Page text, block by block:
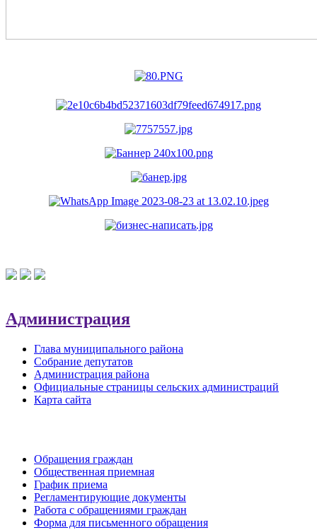
Администрация
Глава муниципального района
Собрание депутатов
Администрация района
Официальные страницы сельских администраций
Карта сайта
Обращения граждан
Общественная приемная
График приема
Регламентирующие документы
Работа с обращениями граждан
Форма для письменного обращения